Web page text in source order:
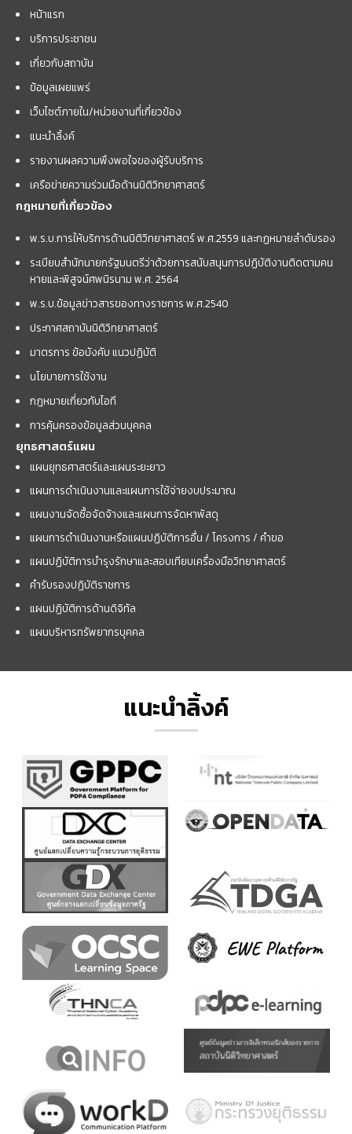
หน้าแรก
บริการประชาชน
เกี่ยวกับสถาบัน
ข้อมูลเผยแพร่
เว็บไซต์ภายใน/หน่วยงานที่เกี่ยวข้อง
แนะนำลิ้งค์
รายงานผลความพึงพอใจของผู้รับบริการ
เครือข่ายความร่วมมือด้านนิติวิทยาศาสตร์
กฎหมายที่เกี่ยวข้อง
พ.ร.บ.การให้บริการด้านนิติวิทยาศาสตร์ พ.ศ.2559 และกฏหมายลำดับรอง
ระเบียบสำนักนายกรัฐมนตรีว่าด้วยการสนับสนุนการปฏิบัติงานติดตามคน
หายและพิสูจน์ศพนิรนาม พ.ศ. 2564
พ.ร.บ.ข้อมูลข่าวสารของทางราชการ พ.ศ.2540
ประกาศสถาบันนิติวิทยาศาสตร์
มาตรการ ข้อบังคับ แนวปฏิบัติ
นโยบายการใช้งาน
กฎหมายเกี่ยวกับไอที
การคุ้มครองข้อมูลส่วนบุคคล
ยุทธศาสตร์แผน
แผนยุทธศาสตร์และแผนระยะยาว
แผนการดำเนินงานและแผนการใช้จ่ายงบประมาณ
แผนงานจัดซื้อจัดจ้างและแผนการจัดหาพัสดุ
แผนการดำเนินงานหรือแผนปฏิบัติการอื่น / โครงการ / คำขอ
แผนปฏิบัติการบำรุงรักษาและสอบเทียบเครื่องมือวิทยาศาสตร์
คำรับรองปฏิบัติราชการ
แผนปฏิบัติการด้านดิจิทัล
แผนบริหารทรัพยากรบุคคล
แนะนำลิ้งค์